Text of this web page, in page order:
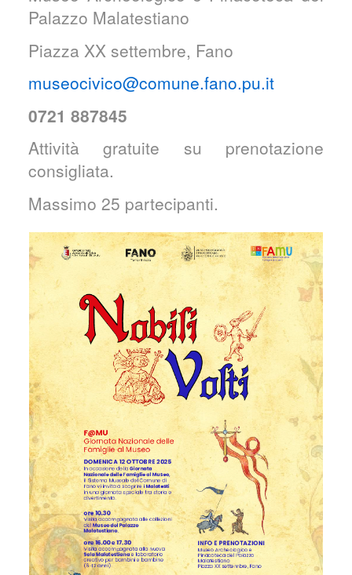
Palazzo Malatestiano
Piazza XX settembre, Fano
museocivico@comune.fano.pu.it
0721 887845
​Attività gratuite su prenotazione
consigliata.
Massimo 25 partecipanti.